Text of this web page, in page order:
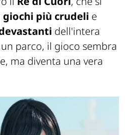
giochi più crudeli e
dell'intera
parco, il gioco sembra
ma diventa una vera